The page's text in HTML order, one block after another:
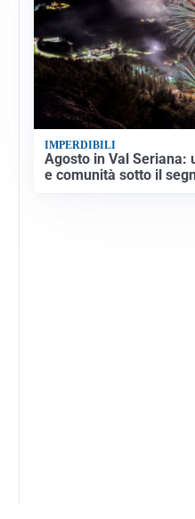
IMPERDIBILI
Agosto in Val Seriana:
e comunità sotto il